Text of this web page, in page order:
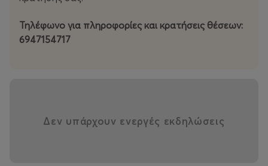
Τηλέφωνο για πληροφορίες και κρατήσεις θέσεων:
6947154717
Δεν υπάρχουν ενεργές εκδηλώσεις